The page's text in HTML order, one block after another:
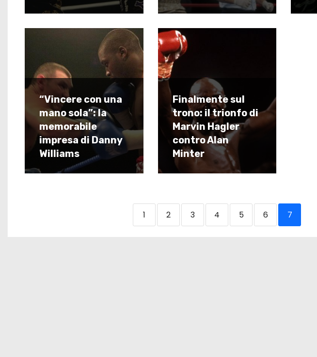
“Vincere con una
mano sola”: la
memorabile
impresa di Danny
Williams
Finalmente sul
trono: il trionfo di
Marvin Hagler
contro Alan
Minter
1 2 3 4 5 6 7